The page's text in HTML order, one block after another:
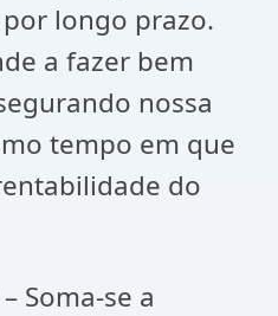
longo prazo.
a fazer bem
nossa
tempo em que
do
– Soma-se a